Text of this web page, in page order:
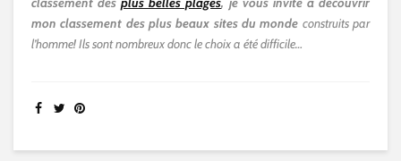
mon classement des plus beaux sites du monde construits par
l’homme! Ils sont nombreux donc le choix a été difficile…